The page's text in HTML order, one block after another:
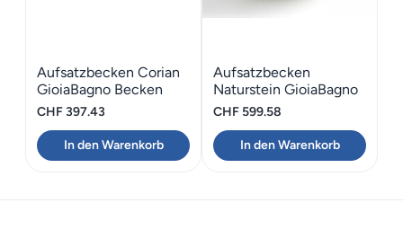
Aufsatzbecken Corian
GioiaBagno Becken
Nora-42
CHF397.43
In den Warenkorb
Aufsatzbecken
Naturstein GioiaBagno
Sunny Yellow D43
CHF 599.58
In den Warenkorb